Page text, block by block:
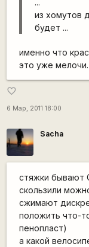
из хомутов
будет ...
именно что
это уже мелочи.
favorite_border
6 Мар, 2011 18:00
Sacha
стяжки бывают
скользили
сжимают
положить что-
пенопласт)
а какой